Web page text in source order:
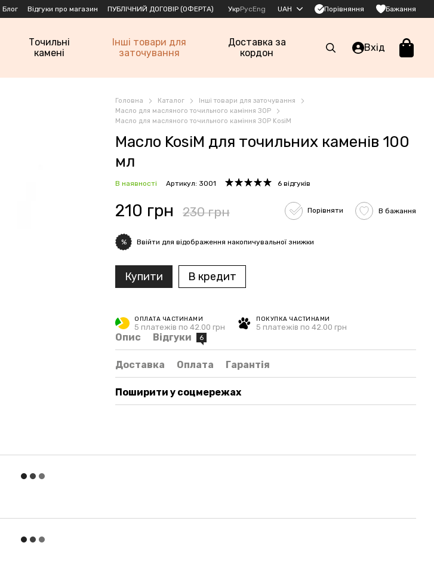
Блог Відгуки про магазин ПУБЛІЧНИЙ ДОГОВІР (ОФЕРТА) УкрРусEng UAH Порівняння Бажання
Точильні
камені
Інші товари для
заточування
Доставка за
кордон
Вхід
Головна Каталог
Інші товари для заточування
Масло для масляного точильного каміння ЗОР
Масло для масляного точильного каміння ЗОР KosiM
Масло KosiM для точильних каменів 100
мл
В наявності Артикул: 3001 6 відгуків
210 грн 230 грн Порівняти В бажання
% Ввійти для відображення накопичувальної знижки
Купити В кредит
ОПЛАТА ЧАСТИНАМИ
5 платежів по 42.00 грн
ПОКУПКА ЧАСТИНАМИ
5 платежів по 42.00 грн
Опис Відгуки 6
Доставка Оплата Гарантія
Поширити у соцмережах